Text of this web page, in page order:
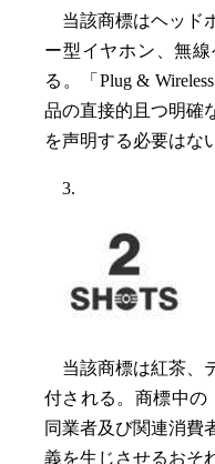
当該商標はヘッド
ー型イヤホン、無
る。「Plug &
品の直接的且つ明確
を声明する必要はな
3.
当該商標は紅茶、
付される。商標中の
同業者及び関連消費
義を生じさせるおそ